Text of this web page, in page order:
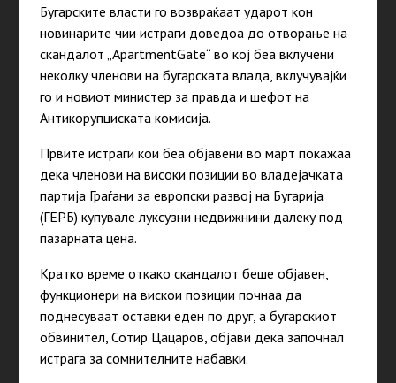
Бугарските власти го возвраќаат ударот кон
новинарите чии истраги доведоа до отворање на
скандалот „ApartmentGate“ во кој беа вклучени
неколку членови на бугарската влада, вклучувајќи
го и новиот министер за правда и шефот на
Антикорупциската комисија.
Првите истраги кои беа објавени во март покажаа
дека членови на високи позиции во владејачката
партија Граѓани за европски развој на Бугарија
(ГЕРБ) купувале луксузни недвижнини далеку под
пазарната цена.
Кратко време откако скандалот беше објавен,
функционери на вискои позиции почнаа да
поднесуваат оставки еден по друг, а бугарскиот
обвинител, Сотир Цацаров, објави дека започнал
истрага за сомнителните набавки.